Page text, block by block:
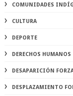
COMUNIDADES
CULTURA
DEPORTE
DERECHOS HUMANOS
DESAPARICIÓN
DESPLAZAMIENTO